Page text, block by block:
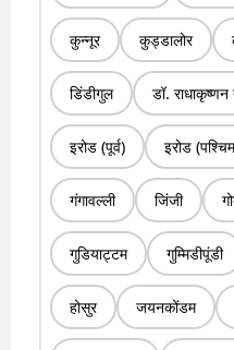
कुन्नूर कुड्डालोर
डिंडीगुल डॉ. राधाकृष्णन
इरोड (पूर्व) इरोड
गंगावल्ली जिंजी
गुडियाट्टम गुम्मिडीपूंडी
होसुर जयनकोंडम